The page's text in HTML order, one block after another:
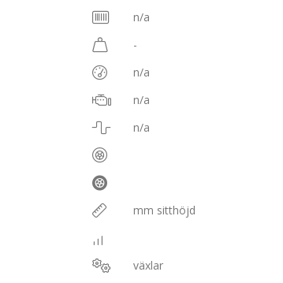
n/a
-
n/a
n/a
n/a
mm sitthöjd
växlar